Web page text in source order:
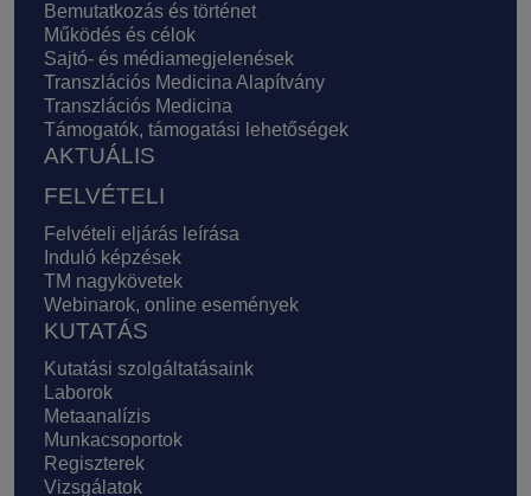
Bemutatkozás és történet
Működés és célok
Sajtó- és médiamegjelenések
Transzlációs Medicina Alapítvány
Transzlációs Medicina
Támogatók, támogatási lehetőségek
AKTUÁLIS
FELVÉTELI
Felvételi eljárás leírása
Induló képzések
TM nagykövetek
Webinarok, online események
KUTATÁS
Kutatási szolgáltatásaink
Laborok
Metaanalízis
Munkacsoportok
Regiszterek
Vizsgálatok